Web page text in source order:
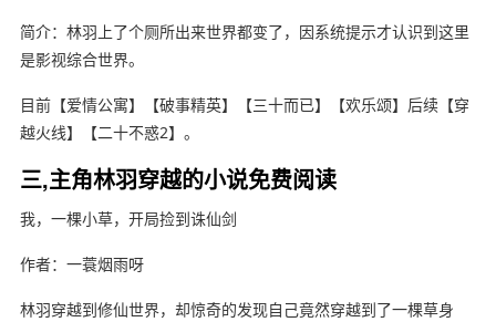
简介：林羽上了个厕所出来世界都变了，因系统提示才认识到这里
是影视综合世界。
目前【爱情公寓】【破事精英】【三十而已】【欢乐颂】后续【穿
越火线】【二十不惑2】。
三,主角林羽穿越的小说免费阅读
我，一棵小草，开局捡到诛仙剑
作者：一蓑烟雨呀
林羽穿越到修仙世界，却惊奇的发现自己竟然穿越到了一棵草身